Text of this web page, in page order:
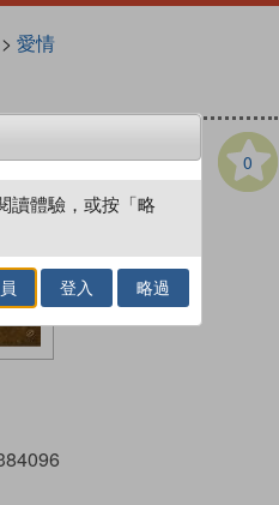
> 愛情
0
讀體驗，或按「略
登入 略過